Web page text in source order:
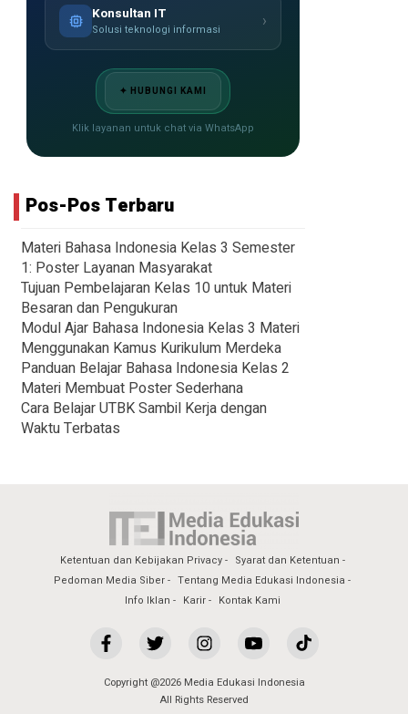
Konsultan IT
Solusi teknologi informasi ›
✦ HUBUNGI KAMI
Klik layanan untuk chat via WhatsApp
Pos-Pos Terbaru
Materi Bahasa Indonesia Kelas 3 Semester
1: Poster Layanan Masyarakat
Tujuan Pembelajaran Kelas 10 untuk Materi
Besaran dan Pengukuran
Modul Ajar Bahasa Indonesia Kelas 3 Materi
Menggunakan Kamus Kurikulum Merdeka
Panduan Belajar Bahasa Indonesia Kelas 2
Materi Membuat Poster Sederhana
Cara Belajar UTBK Sambil Kerja dengan
Waktu Terbatas
Ketentuan dan Kebijakan Privacy
Syarat dan Ketentuan
Pedoman Media Siber
Tentang Media Edukasi Indonesia
Info Iklan
Karir Kontak Kami
Copyright @2026 Media Edukasi Indonesia
All Rights Reserved